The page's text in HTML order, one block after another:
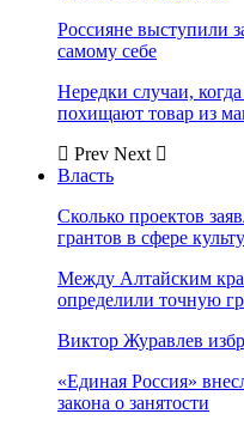
Россияне выступили
самому себе
Нередки случаи,
похищают товар из
Prev Next
Власть
Сколько проектов
грантов в сфере
Между Алтайским
определили точную
Виктор Журавлев
«Единая Россия»
закона о занятости